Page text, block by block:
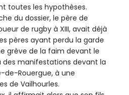
toutes les hypothèses.
du dossier, le père de
de rugby à XIII, avait déjà
pères ayant perdu la garde
grève de la faim devant le
des manifestations devant la
de-Rouergue, à une
de Vailhourles.